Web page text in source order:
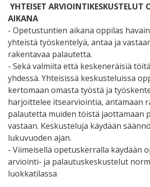
YHTEISET ARVIOINTIKESKUSTELUT
AIKANA
- Opetustuntien aikana oppilas
yhteistä työskentelyä, antaa ja
rakentavaa palautetta.
- Sekä valmiita että keskeneräisiä
yhdessä. Yhteisissä keskusteluissa
kertomaan omasta työstä ja
harjoittelee itsearviointia, antamaan
palautetta muiden töistä jaottamaan
vastaan. Keskusteluja käydään
lukuvuoden ajan.
- Viimeisellä opetuskerralla käydään
arviointi- ja palautuskeskustelut
luokkatilassa